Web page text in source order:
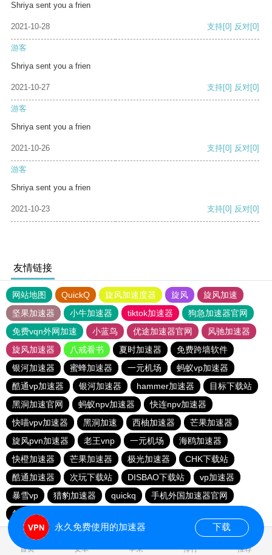
Shriya sent you a frien
2021-10-28 支持[0] 反对[0]
游客
Shriya sent you a frien
2021-10-27 支持[0] 反对[0]
游客
Shriya sent you a frien
2021-10-26 支持[0] 反对[0]
游客
Shriya sent you a frien
2021-10-23 支持[0] 反对[0]
友情链接
网站地图 QuickQ 旋风加速度器 旋风
旋风加速
坚果加速器
小牛加速器 tiktok加速器
狗急加速器官网
免费vqn外网加速
小蓝鸟 优途加速器官网
风驰加速器
旋风加速器
八戒看书 夏时加速器
免费跨墙软件
银河加速器
蜜蜂加速器 一元机场
蚂蚁vp加速器
酷通vp加速器
银河加速器 hammer加速器
目标下载站
黑洞加速官网
蚂蚁npv加速器
快连npv加速器
快喵vpv加速器
黑洞加速 西柚加速器
芒果加速器
旋风pvn加速器
老王vnp 一元机场
海鸥加速器
快橙加速器
芒果加速器 极光加速器
CHK下载站
酷通加速器
次玩下载站 DISBAO下载站
vp加速器
暴雪vp
猎豹加速器 quickq
手机外国加速器官网
每天免费2小时加速器
首页 安卓 苹果 排行 推荐
永久免费使用的加速器 下载
0.180411s